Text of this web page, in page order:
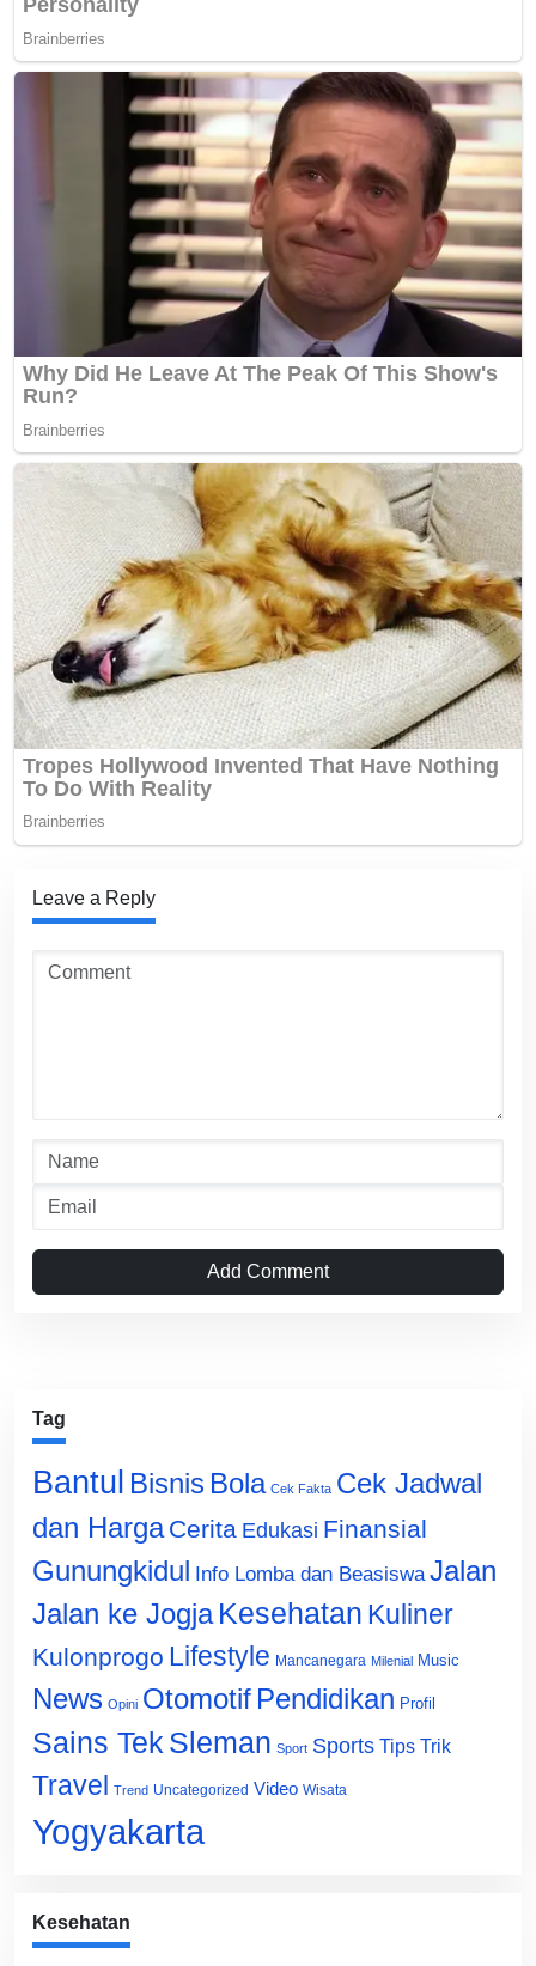
Leave a Reply
Add Comment
Tag
Bantul Bisnis Bola Cek Fakta Cek Jadwal
dan Harga Cerita Edukasi Finansial
Gunungkidul Info Lomba dan Beasiswa Jalan
Jalan ke Jogja Kesehatan Kuliner
Kulonprogo Lifestyle Mancanegara Milenial Music
News Opini Otomotif Pendidikan Profil
Sains Tek Sleman Sport Sports Tips Trik
Travel Trend Uncategorized Video Wisata
Yogyakarta
Kesehatan